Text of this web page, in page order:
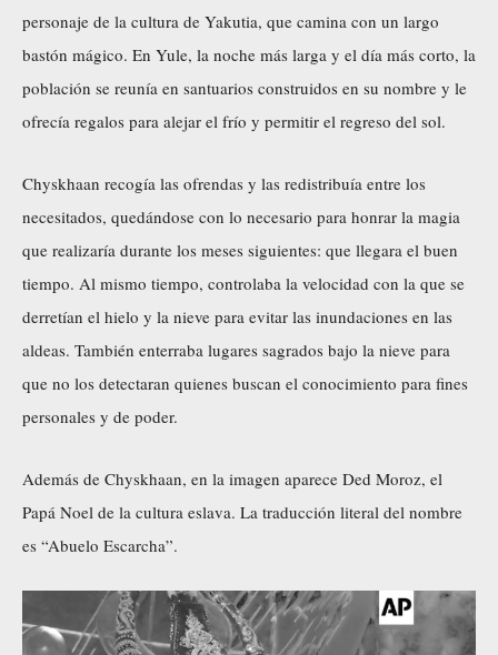
personaje de la cultura de Yakutia, que camina con un largo
bastón mágico. En Yule, la noche más larga y el día más corto, la
población se reunía en santuarios construidos en su nombre y le
ofrecía regalos para alejar el frío y permitir el regreso del sol.
Chyskhaan recogía las ofrendas y las redistribuía entre los
necesitados, quedándose con lo necesario para honrar la magia
que realizaría durante los meses siguientes: que llegara el buen
tiempo. Al mismo tiempo, controlaba la velocidad con la que se
derretían el hielo y la nieve para evitar las inundaciones en las
aldeas. También enterraba lugares sagrados bajo la nieve para
que no los detectaran quienes buscan el conocimiento para fines
personales y de poder.
Además de Chyskhaan, en la imagen aparece Ded Moroz, el
Papá Noel de la cultura eslava. La traducción literal del nombre
es “Abuelo Escarcha”.
e